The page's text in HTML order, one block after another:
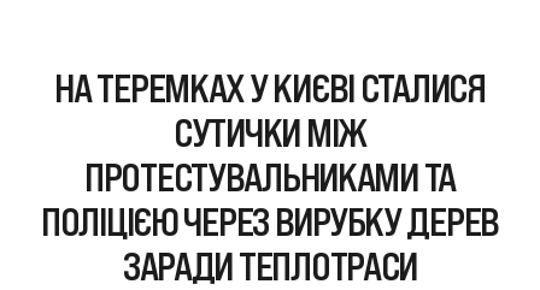
НА ТЕРЕМКАХ У КИЄВІ СТАЛИСЯ
СУТИЧКИ МІЖ
ПРОТЕСТУВАЛЬНИКАМИ ТА
ПОЛІЦІЄЮ ЧЕРЕЗ ВИРУБКУ ДЕРЕВ
ЗАРАДИ ТЕПЛОТРАСИ